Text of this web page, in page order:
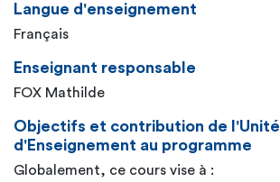
Langue d'enseignement
Français
Enseignant responsable
FOX Mathilde
Objectifs et contribution de l'Unité
d'Enseignement au programme
Globalement, ce cours vise à :